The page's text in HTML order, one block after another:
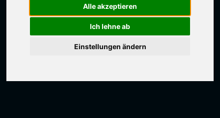
Alle akzeptieren
Ich lehne ab
Einstellungen ändern